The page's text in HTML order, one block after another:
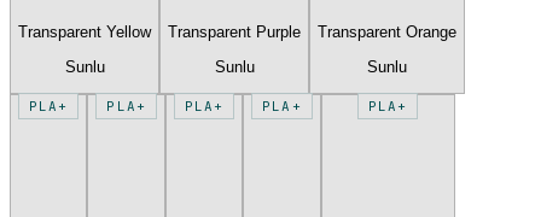
Transparent Yellow
Sunlu
Transparent Purple
Sunlu
Transparent Orange
Sunlu
PLA+ PLA+ PLA+ PLA+ PLA+